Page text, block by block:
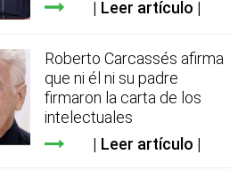
Leer artículo
Roberto Carcassés afirma
que ni él ni su padre
firmaron la carta de los
intelectuales
Leer artículo